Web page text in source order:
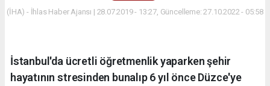
(İHA) - İhlas Haber Ajansı | 28.07.2019 - 13:27, Güncelleme: 27.10.2022 - 05:58
İstanbul'da ücretli öğretmenlik yaparken şehir
hayatının stresinden bunalıp 6 yıl önce Düzce'ye